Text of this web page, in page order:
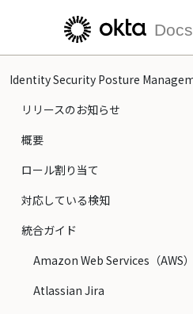
メインコンテンツにスキップ
Docs
Identity Security Posture
リリースのお知らせ
概要
ロール割り当て
対応している検知
統合ガイド
Amazon Web Services（AWS）
Atlassian Jira